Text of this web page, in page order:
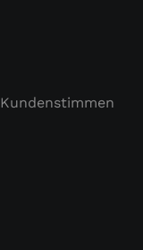
Kundenstimmen